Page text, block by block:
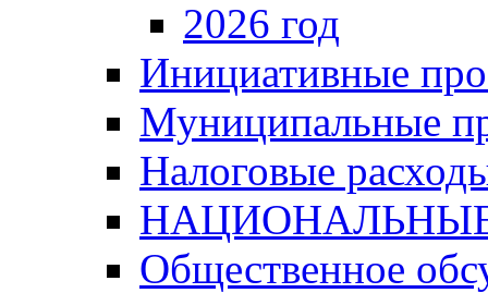
2026 год
Инициативные
Муниципальные
Налоговые
Общественное